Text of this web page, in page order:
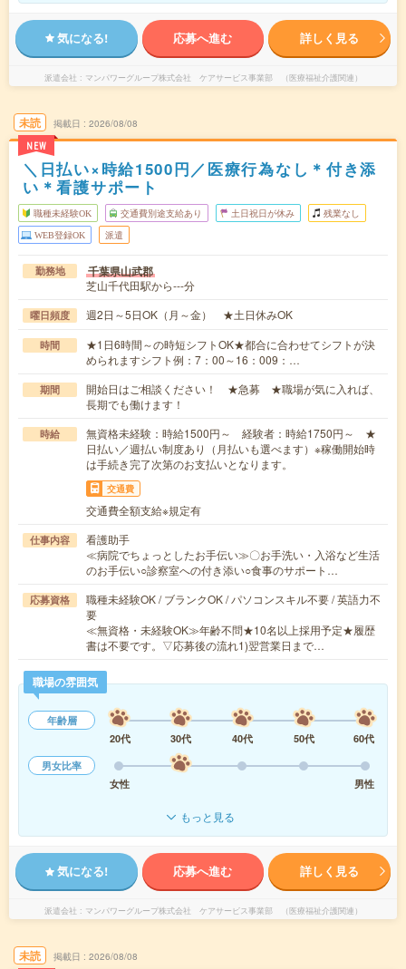
気になる! 応募へ進む 詳しく見る
派遣会社 マンパワーグループ株式会社 ケアサービス事業部 （医療福祉介護関連）
未読
NEW
掲載日 2026/08/08
＼日払い×時給1500円／医療行為なし＊付き添
い＊看護サポート
職種未経験OK 交通費別途支給あり 土日祝日が休み 残業なし
WEB登録OK 派遣
勤務地 千葉県山武郡
芝山千代田駅から---分
曜日頻度 週2日～5日OK（月～金） ★土日休みOK
時間
★1日6時間～の時短シフトOK★都合に合わせてシフトが決
められますシフト例：7：00～16：009：…
期間
開始日はご相談ください！ ★急募 ★職場が気に入れば、
長期でも働けます！
時給
無資格未経験：時給1500円～ 経験者：時給1750円～ ★
日払い／週払い制度あり（月払いも選べます）※稼働開始時
は手続き完了次第のお支払いとなります。
交通費
交通費全額支給※規定有
仕事内容
看護助手
≪病院でちょっとしたお手伝い≫〇お手洗い・入浴など生活
のお手伝い○診察室への付き添い○食事のサポート…
応募資格
職種未経験OK / ブランクOK / パソコンスキル不要 / 英語力不
要
≪無資格・未経験OK≫年齢不問★10名以上採用予定★履歴
書は不要です。▽応募後の流れ1)翌営業日まで…
職場の雰囲気
年齢層
20代
30代 40代 50代
60代
男女比率
女性
男性
もっと見る
気になる! 応募へ進む 詳しく見る
派遣会社 マンパワーグループ株式会社 ケアサービス事業部 （医療福祉介護関連）
未読 掲載日 2026/08/08